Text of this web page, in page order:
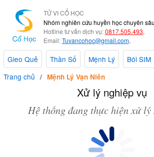
TỬ VI CỔ HỌC
Nhóm nghiên cứu huyền học chuyên
Hotline tư vấn dịch vụ:0817.505.493.
Email:Tuvancohoc@gmail.com.
Gieo Quẻ Thần Số Mệnh Lý
Bói SIM
Trang chủ
Mệnh Lý Vạn Niên
Xử lý nghiệp vụ
Hệ thống đang thực hiện xử lý